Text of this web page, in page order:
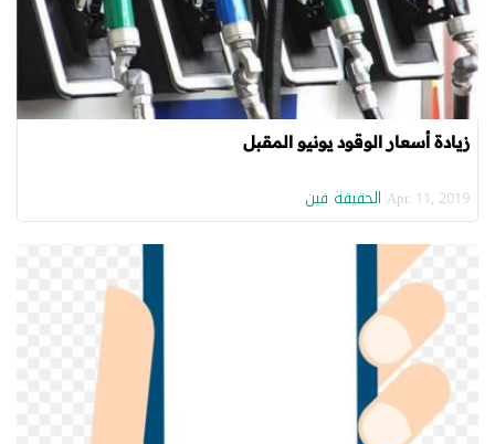
زيادة أسعار الوقود يونيو المقبل
Apr. 11, 2019 الحقيقة فين